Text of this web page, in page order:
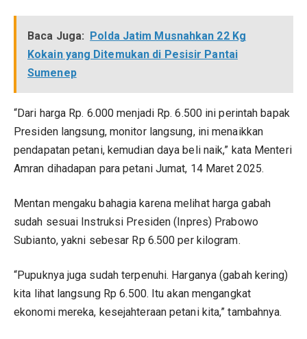
Baca Juga: Polda Jatim Musnahkan 22 Kg
Kokain yang Ditemukan di Pesisir Pantai
Sumenep
“Dari harga Rp. 6.000 menjadi Rp. 6.500 ini perintah bapak
Presiden langsung, monitor langsung, ini menaikkan
pendapatan petani, kemudian daya beli naik,” kata Menteri
Amran dihadapan para petani Jumat, 14 Maret 2025.
Mentan mengaku bahagia karena melihat harga gabah
sudah sesuai Instruksi Presiden (Inpres) Prabowo
Subianto, yakni sebesar Rp 6.500 per kilogram.
“Pupuknya juga sudah terpenuhi. Harganya (gabah kering)
kita lihat langsung Rp 6.500. Itu akan mengangkat
ekonomi mereka, kesejahteraan petani kita,” tambahnya.